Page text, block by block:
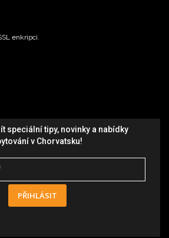
enkripci.
speciální tipy, novinky a nabídky
v Chorvatsku!
PŘIHLÁSIT